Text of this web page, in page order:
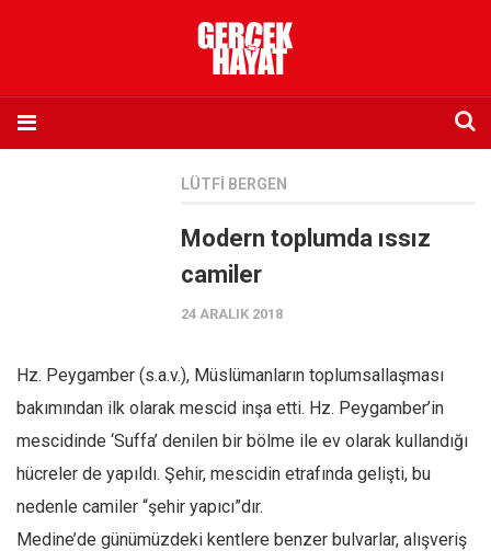
Abone olmak istiyorum
Sosyal Medya
Twitter
Facebook
Instagram
LÜTFI BERGEN
Modern toplumda ıssız
camiler
24 ARALIK 2018
Hz. Peygamber (s.a.v.), Müslümanların toplumsallaşması
bakımından ilk olarak mescid inşa etti. Hz. Peygamber’in
mescidinde ‘Suffa’ denilen bir bölme ile ev olarak kullandığı
hücreler de yapıldı. Şehir, mescidin etrafında gelişti, bu
nedenle camiler “şehir yapıcı”dır.
Medine’de günümüzdeki kentlere benzer bulvarlar, alışveriş